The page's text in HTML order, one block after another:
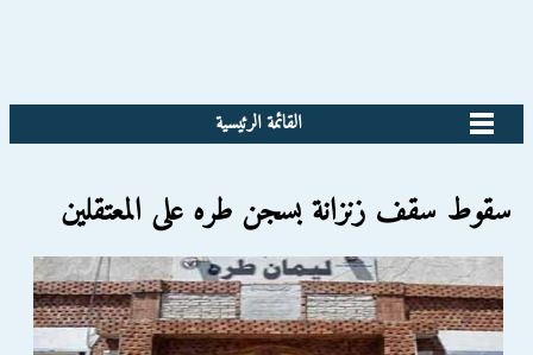
القائمة الرئيسية
سقوط سقف زنزانة بسجن طره على المعتقلين